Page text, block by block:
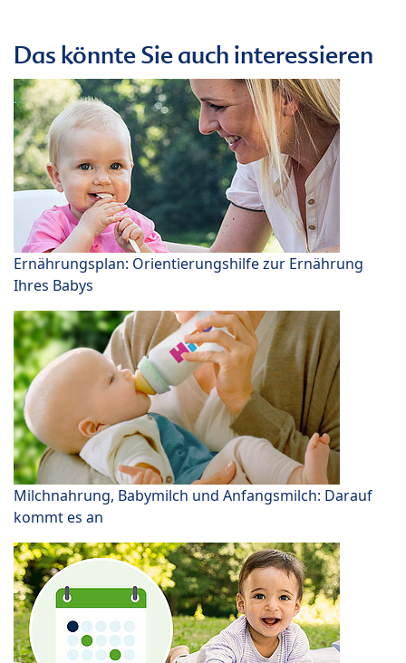
Das könnte Sie auch interessieren
Ernährungsplan: Orientierungshilfe zur Ernährung
Ihres Babys
Milchnahrung, Babymilch und Anfangsmilch: Darauf
kommt es an